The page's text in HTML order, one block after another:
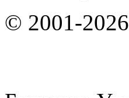
© 2001-